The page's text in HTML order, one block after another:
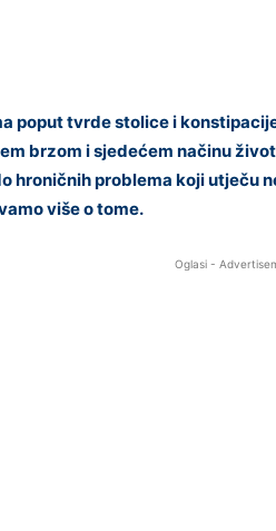
poput tvrde stolice i
brzom i sjedećem načinu
hroničnih problema koji utječu
više o tome.
Oglasi -